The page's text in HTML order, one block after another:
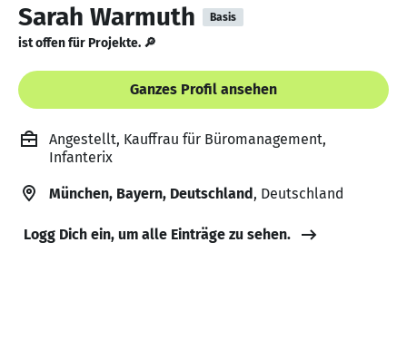
Sarah Warmuth Basis
ist offen für Projekte. 🔎
Ganzes Profil ansehen
Angestellt, Kauffrau für Büromanagement,
Infanterix
München, Bayern, Deutschland, Deutschland
Logg Dich ein, um alle Einträge zu sehen.